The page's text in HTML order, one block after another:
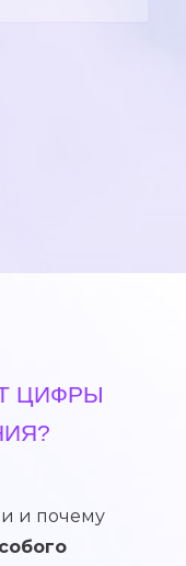
и почему
ЦИФРЫ